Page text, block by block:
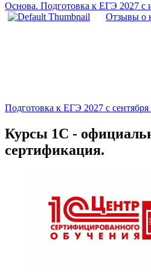
Основа. Подготовка к ЕГЭ 2027 с
Отзывы о
Подготовка к ЕГЭ 2027 с
Курсы 1С -
сертификация.